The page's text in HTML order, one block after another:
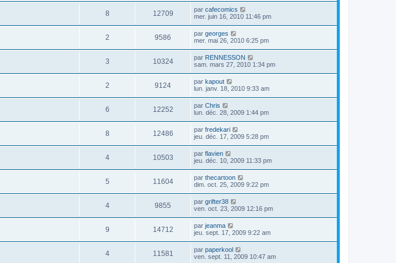
8 12709 par cafecomics
mer. juin 16, 2010 11:46 pm
2 9586 par georges
mer. mai 26, 2010 6:25 pm
3 10324 par RENNESSON
sam. mars 27, 2010 1:34 pm
2 9124 par kapout
lun. janv. 18, 2010 9:33 am
6 12252 par Chris
lun. déc. 28, 2009 1:44 pm
8 12486 par fredekari
jeu. déc. 17, 2009 5:28 pm
4 10503 par flavien
jeu. déc. 10, 2009 11:33 pm
5 11604 par thecartoon
dim. oct. 25, 2009 9:22 pm
4 9855 par grifter38
ven. oct. 23, 2009 12:16 pm
9 14712 par jeanma
jeu. sept. 17, 2009 9:22 am
4 11581 par paperkool
ven. sept. 11, 2009 10:47 am